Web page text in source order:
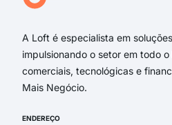
A Loft é especialista em
impulsionando o setor em todo
comerciais, tecnológicas e
Mais Negócio.
ENDEREÇO